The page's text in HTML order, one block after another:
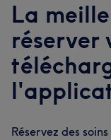
La
réserver
Réservez des